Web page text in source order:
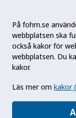
På fohm.se
webbplatsen ska
också kakor för
webbplatsen. Du
kakor.
Läs mer om kakor
folkhälsa. Det
främja hälsa,
hälsohot. Vår